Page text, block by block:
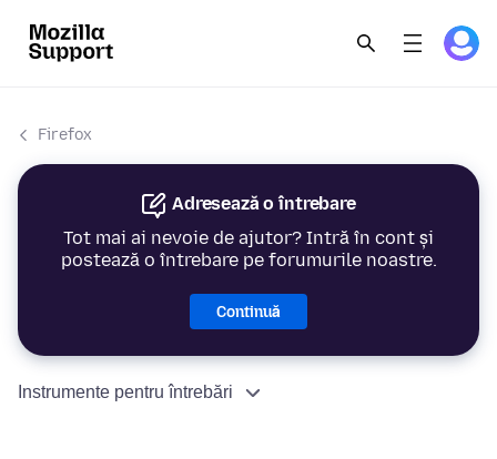
Firefox
Adresează o întrebare
Tot mai ai nevoie de ajutor? Intră în cont și
postează o întrebare pe forumurile noastre.
Continuă
Instrumente pentru întrebări